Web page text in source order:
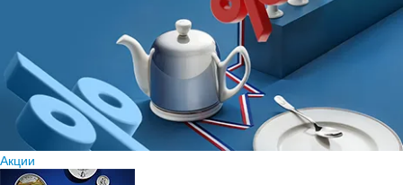
Акции